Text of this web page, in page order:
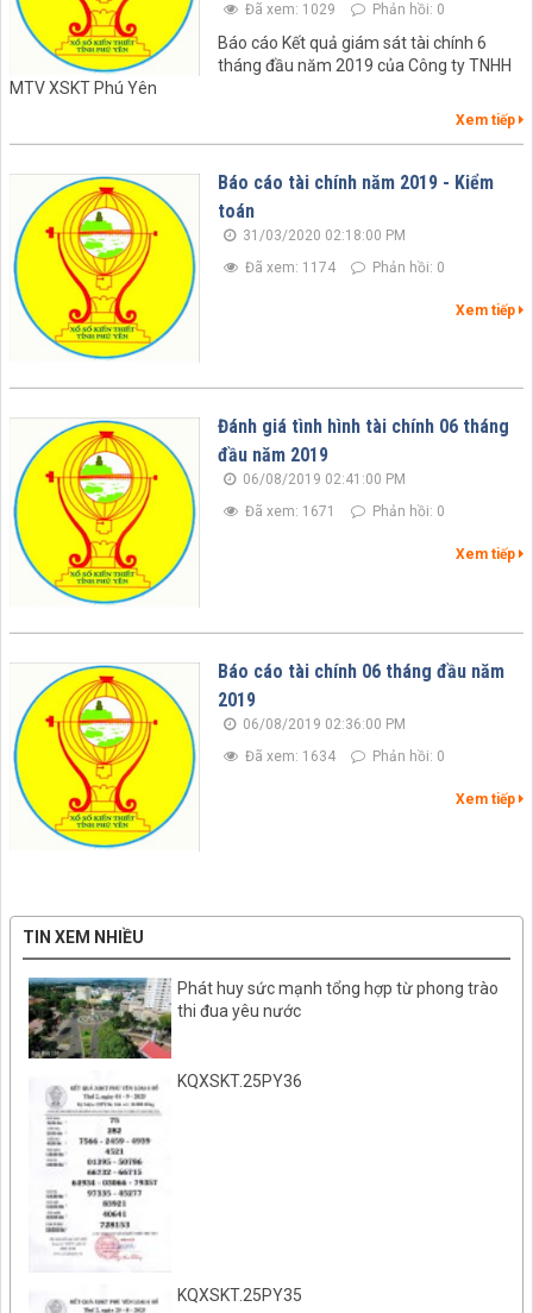
Đã xem: 1029
Phản hồi: 0
Báo cáo Kết quả giám sát tài chính 6
tháng đầu năm 2019 của Công ty TNHH
MTV XSKT Phú Yên
Xem tiếp
Báo cáo tài chính năm 2019 - Kiểm
toán
31/03/2020 02:18:00 PM
Đã xem: 1174
Phản hồi: 0
Xem tiếp
Đánh giá tình hình tài chính 06 tháng
đầu năm 2019
06/08/2019 02:41:00 PM
Đã xem: 1671
Phản hồi: 0
Xem tiếp
Báo cáo tài chính 06 tháng đầu năm
2019
06/08/2019 02:36:00 PM
Đã xem: 1634
Phản hồi: 0
Xem tiếp
TIN XEM NHIỀU
Phát huy sức mạnh tổng hợp từ phong trào
thi đua yêu nước
KQXSKT.25PY36
KQXSKT.25PY35